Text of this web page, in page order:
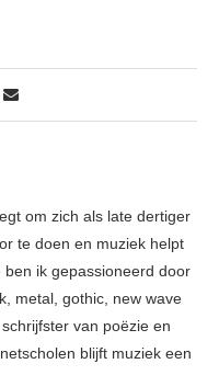
om zich als late dertiger
te doen en muziek helpt
ik gepassioneerd door
metal, gothic, new wave
van poëzie en
blijft muziek een